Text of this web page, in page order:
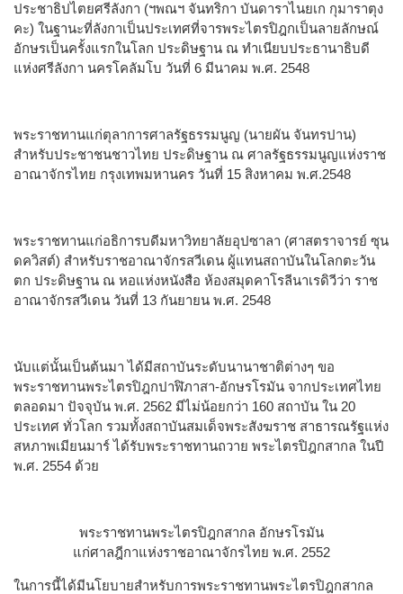
ประชาธิปไตย​ศรี​ลังกา​ ​(​ฯพณฯ​ ​จัน​ทริ​กา​ ​บันดา​รา​ไนย​เก​ ​กุมารา​ตุง​
คะ​)​ ​ใน​ฐานะ​ที่​ลังกา​เป็น​ประเทศ​ที่​จาร​พระ​ไตรปิฎก​เป็น​ลาย​ลักษณ์​
อักษร​เป็น​ครั้ง​แรก​ใน​โลก​ ​ประดิษฐาน​ ​ณ​ ​ทำเนียบ​ประธานาธิบดี​
แห่ง​ศรี​ลังกา​ ​นคร​โคลัมโบ​ ​วัน​ที่​ ​6​ ​มีนาคม​ ​พ​.​ศ​.​ 2548​
​​พระราชทาน​แก่​ตุลาการ​ศาล​รัฐธรรมนูญ​ ​(​นาย​ผัน​ ​จันทร​ปาน​)​ ​
สำหรับ​ประชาชน​ชาว​ไทย​ ​ประดิษฐาน​ ​ณ​ ​ศาล​รัฐธรรมนูญ​แห่ง​ราช​
อาณาจักร​ไทย​ ​กรุงเทพมหานคร​ ​วัน​ที่​ ​15​ ​สิงหาคม​ ​พ​.​ศ​.​2548​
​​พระราชทาน​แก่​อธิการบดี​มหาวิทยาลัย​อุป​ซา​ลา​ ​(​ศาสตราจารย์​ ​ซุน​
ดค​วิสต์​)​ ​สำหรับ​​ราช​อาณาจักร​สวีเดน​ ​ผู้​แทน​สถาบัน​ใน​โลก​ตะวัน​
ตก​ ​ประดิษฐาน​ ​ณ​ ​หอ​แห่ง​หนังสือ​ ​ห้อง​สมุด​คา​โร​ลี​นา​เรดิ​วี​ว่า​ ​ราช​
อาณาจักร​สวีเดน​ ​วัน​ที่​ ​13​ ​กันยายน​ ​พ​.​ศ​.​ 2548​
​​นับ​แต่​นั้น​เป็นต้น​มา​ ได้มีสถาบันระดับนานาชาติต่างๆ ขอ
พระราชทาน​พระ​ไตรปิฎก​ปาฬิภาสา-อักษรโรมัน​ จากประเทศไทย
ตลอดมา ปัจจุบัน พ.ศ. 2562 มีไม่น้อยกว่า 160 สถาบัน ใน 20
ประเทศ ทั่วโลก รวมทั้งสถาบันสมเด็จพระสังฆราช สาธารณรัฐแห่ง
สหภาพเมียนมาร์ ได้รับพระราชทานถวาย พระไตรปิฎกสากล ในปี
พ.ศ. 2554 ด้วย
พระราชทานพระไตรปิฎกสากล อักษรโรมัน
แก่ศาลฎีกาแห่งราชอาณาจักรไทย พ.ศ. 2552
​ใน​การ​นี้​ได้​มีน​โย​บาย​สำหรับ​การ​พระราชทาน​พระ​ไตรปิฎก​สากล​